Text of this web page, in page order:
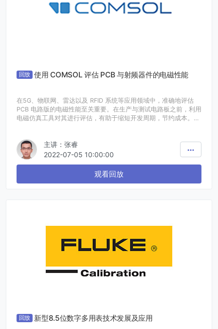
回放 使用 COMSOL 评估 PCB 与射频器件的电磁性能
在5G、物联网、雷达以及 RFID 系统等应用领域中，准确地评估
PCB 电路版的电磁性能至关重要。在生产与测试电路板之前，利用
电磁仿真工具对其进行评估，有助于缩短开发周期，节约成本。
率下的不同研究方法，说明如何通过仿真来指导设计并评估其性
能。您将了解如何在 COMSOL 软件中对 kHz 频率范围内的 PCB
线圈以及 GHz 频率范围内的射频设备进行仿真模拟。通过在线示
例演示，我们将展示 COMSOL 多物理场仿真软件最新版本中的相
主讲：张睿
2022-07-05 10:00:00
观看回放
回放 新型8.5位数字多用表技术发展及应用